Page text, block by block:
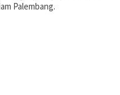
Palembang.